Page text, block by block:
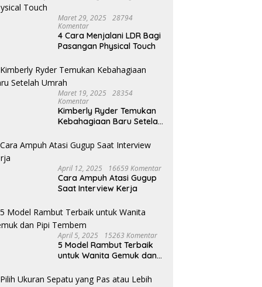
Maret 29, 2025
28794
Komentar
4 Cara Menjalani LDR Bagi
Pasangan Physical Touch
Maret 19, 2025
28354
Komentar
Kimberly Ryder Temukan
Kebahagiaan Baru Setelah
April 12, 2025 16659 Komentar
Cara Ampuh Atasi Gugup
Saat Interview Kerja
April 5, 2025 15263 Komentar
5 Model Rambut Terbaik
untuk Wanita Gemuk dan